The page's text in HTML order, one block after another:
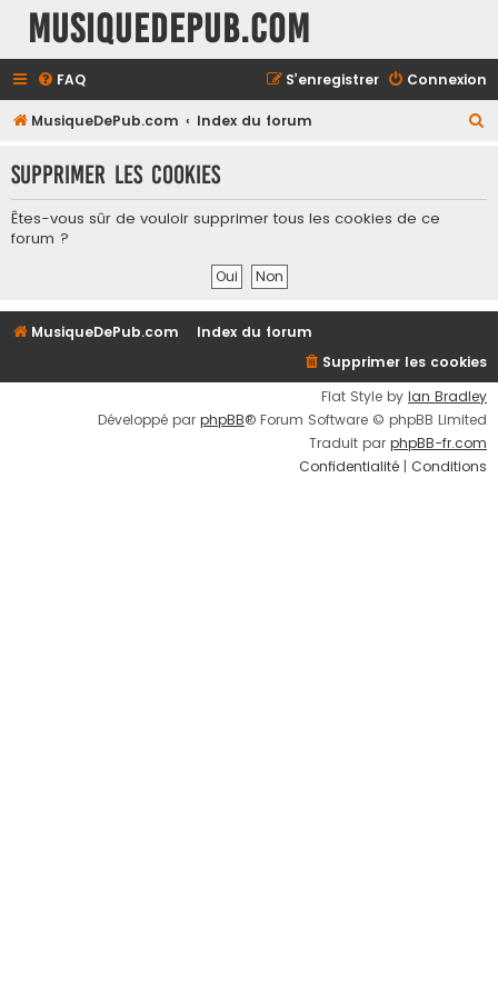
MusiqueDePub.com
FAQ Connexion
S’enregistrer
MusiqueDePub.com Index du forum
h
r
Supprimer les cookies
Êtes-vous sûr de vouloir supprimer tous les cookies de ce
forum ?
MusiqueDePub.com
Index du forum
Supprimer les cookies
Flat Style by Ian Bradley
Développé par phpBB® Forum Software © phpBB Limited
Traduit par phpBB-fr.com
Confidentialité | Conditions